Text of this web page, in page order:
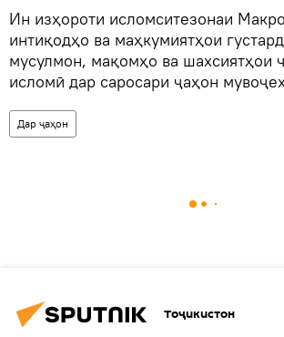
Ин изҳороти исломситезонаи
интиқодҳо ва маҳкумиятҳои
мусулмон, мақомҳо ва шахсиятҳои
исломӣ дар саросари ҷаҳон
Дар ҷаҳон
Тоҷикистон